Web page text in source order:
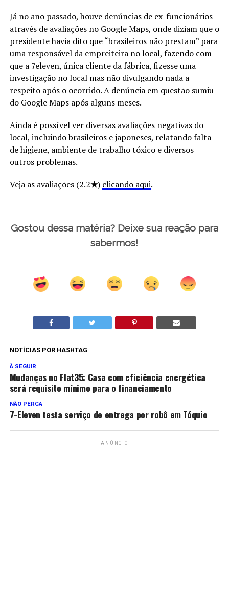
Já no ano passado, houve denúncias de ex-funcionários
através de avaliações no Google Maps, onde diziam que o
presidente havia dito que “brasileiros não prestam” para
uma responsável da empreiteira no local, fazendo com
que a 7eleven, única cliente da fábrica, fizesse uma
investigação no local mas não divulgando nada a
respeito após o ocorrido. A denúncia em questão sumiu
do Google Maps após alguns meses.
Ainda é possível ver diversas avaliações negativas do
local, incluindo brasileiros e japoneses, relatando falta
de higiene, ambiente de trabalho tóxico e diversos
outros problemas.
Veja as avaliações (2.2★) clicando aqui.
Gostou dessa matéria? Deixe sua reação para
sabermos!
NOTÍCIAS POR HASHTAG
À SEGUIR
Mudanças no Flat35: Casa com eficiência energética
será requisito mínimo para o financiamento
NÃO PERCA
7-Eleven testa serviço de entrega por robô em Tóquio
ANÚNCIO